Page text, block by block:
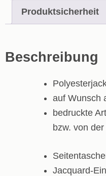
Produktsicherheit
Beschreibung
auf Wunsch
bedruckte
bzw. von der
Jacquard-